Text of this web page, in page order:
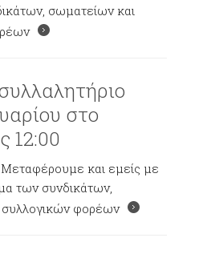
σωματείων και
στο
12:00
Μεταφέρουμε και εμείς με
των συνδικάτων,
φορέων